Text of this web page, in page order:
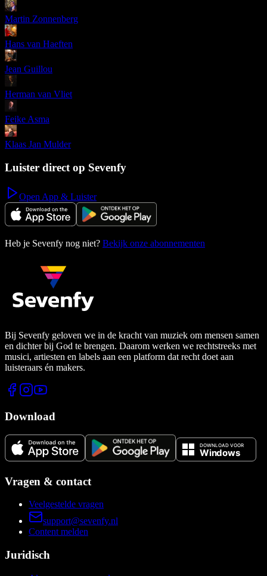
Martin Zonnenberg
Hans van Haeften
Jean Guillou
Herman van Vliet
Feike Asma
Klaas Jan Mulder
Luister direct op Sevenfy
Open App & Luister
Heb je Sevenfy nog niet? Bekijk onze abonnementen
Bij Sevenfy geloven we in de kracht van muziek om mensen samen
en dichter bij God te brengen. Daarom werken we rechtstreeks met
musici, artiesten en labels aan een platform dat recht doet aan
luisteraars én makers.
Download
Vragen & contact
Veelgestelde vragen
support@sevenfy.nl
Content melden
Juridisch